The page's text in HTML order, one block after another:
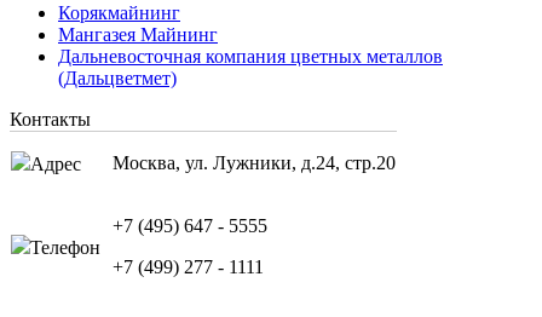
Корякмайнинг
Мангазея Майнинг
Дальневосточная компания цветных металлов
(Дальцветмет)
Контакты
Адрес Москва, ул. Лужники, д.24, стр.20
Телефон
+7 (495) 647 - 5555
+7 (499) 277 - 1111